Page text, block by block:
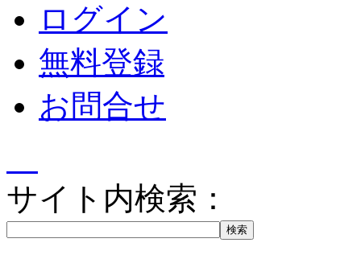
ログイン
無料登録
お問合せ
サイト内検索：